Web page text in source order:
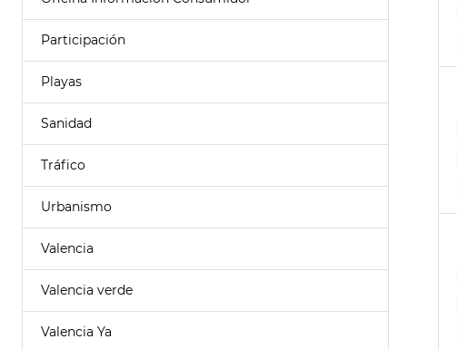
Participación
Playas
Sanidad
Tráfico
Urbanismo
Valencia
Valencia verde
Valencia Ya